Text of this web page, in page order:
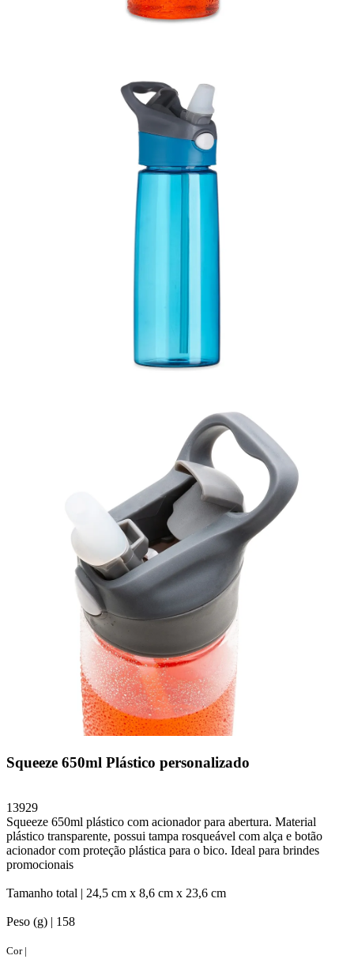
Squeeze 650ml Plástico personalizado
13929
Squeeze 650ml plástico com acionador para abertura. Material
plástico transparente, possui tampa rosqueável com alça e botão
acionador com proteção plástica para o bico. Ideal para brindes
promocionais
Tamanho total | 24,5 cm x 8,6 cm x 23,6 cm
Peso (g) | 158
Cor |